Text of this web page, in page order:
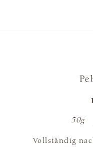
50g
Vollständig